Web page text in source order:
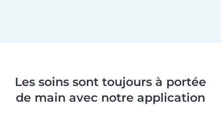
Les soins sont toujours à portée
de main avec notre application